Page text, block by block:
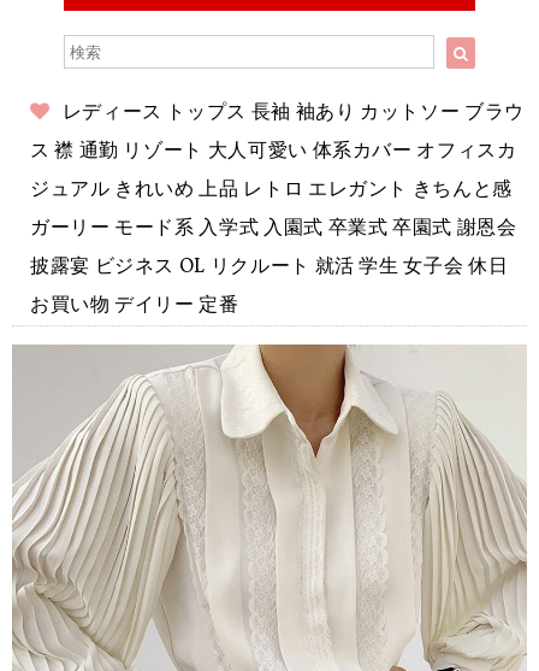
レディース トップス 長袖 袖あり カットソー ブラウ
ス 襟 通勤 リゾート 大人可愛い 体系カバー オフィスカ
ジュアル きれいめ 上品 レトロ エレガント きちんと感
ガーリー モード系 入学式 入園式 卒業式 卒園式 謝恩会
披露宴 ビジネス OL リクルート 就活 学生 女子会 休日
お買い物 デイリー 定番